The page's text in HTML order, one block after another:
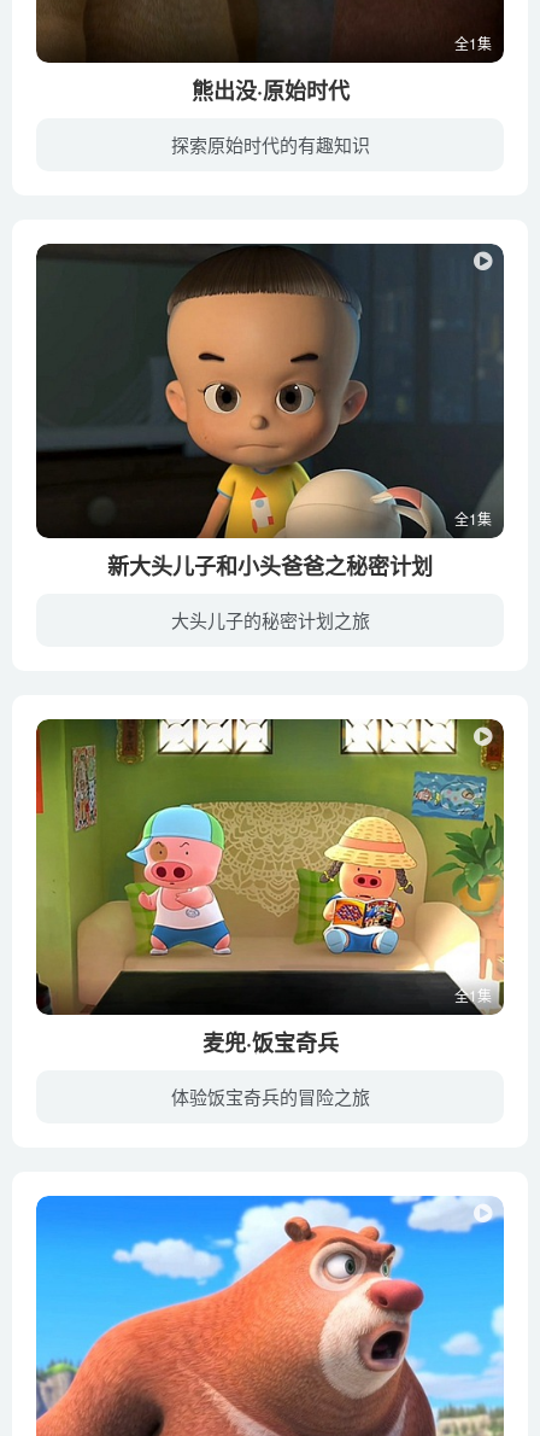
全1集
熊出没·原始时代
探索原始时代的有趣知识
全1集
新大头儿子和小头爸爸之秘密计划
大头儿子的秘密计划之旅
全1集
麦兜·饭宝奇兵
体验饭宝奇兵的冒险之旅